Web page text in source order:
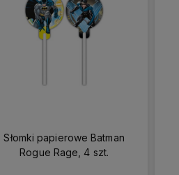
Słomki papierowe Batman
Rogue Rage, 4 szt.